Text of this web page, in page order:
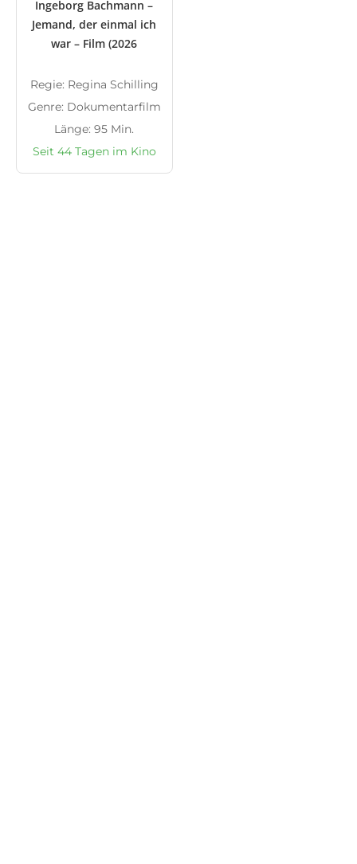
Ingeborg Bachmann –
Jemand, der einmal ich
war – Film (2026
Regie: Regina Schilling
Genre: Dokumentarfilm
Länge: 95 Min.
Seit 44 Tagen im Kino